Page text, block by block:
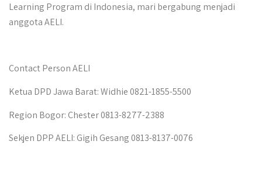
Learning Program di Indonesia, mari bergabung menjadi
anggota AELI.
Contact Person AELI
Ketua DPD Jawa Barat: Widhie 0821-1855-5500
Region Bogor: Chester 0813-8277-2388
Sekjen DPP AELI: Gigih Gesang 0813-8137-0076